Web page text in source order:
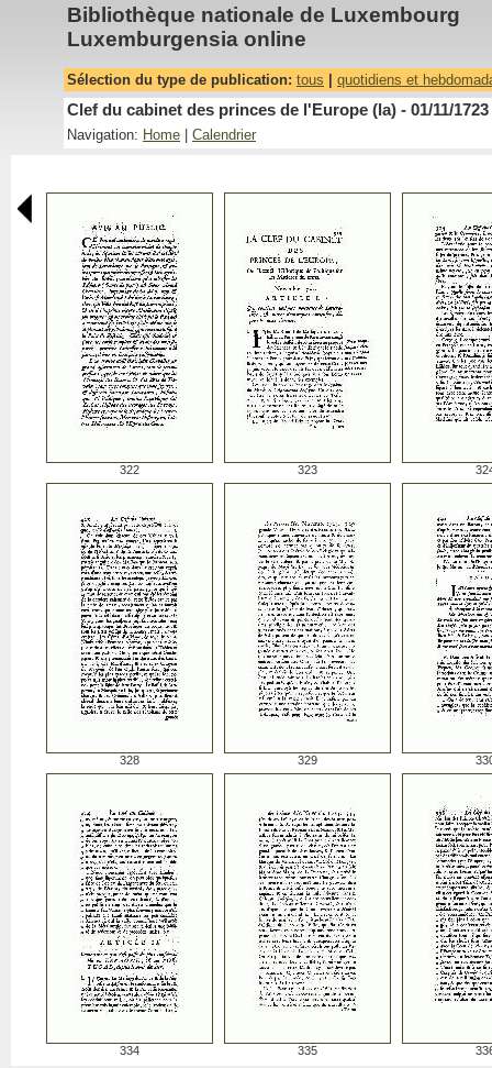
Bibliothèque nationale de Luxembourg
Luxemburgensia online
Sélection du type de publication: tous quotidiens et
Clef du cabinet des princes de l'Europe (la) - 01/11/1723
Navigation: Home Calendrier
322 323
328 329
334 335